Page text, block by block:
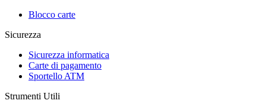
Blocco carte
Sicurezza
Sicurezza informatica
Carte di pagamento
Sportello ATM
Strumenti Utili